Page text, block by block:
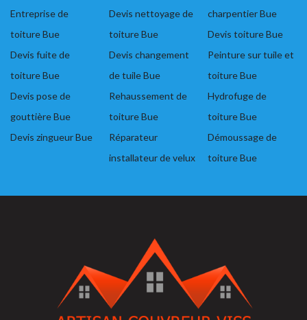
Entreprise de
toiture Bue
Devis fuite de
toiture Bue
Devis pose de
gouttière Bue
Devis zingueur Bue
Devis nettoyage de
toiture Bue
Devis changement
de tuile Bue
Rehaussement de
toiture Bue
Réparateur
installateur de velux
charpentier Bue
Devis toiture Bue
Peinture sur tuile et
toiture Bue
Hydrofuge de
toiture Bue
Démoussage de
toiture Bue